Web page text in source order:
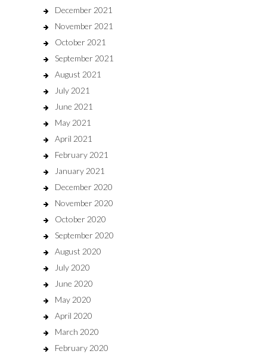
December 2021
November 2021
October 2021
September 2021
August 2021
July 2021
June 2021
May 2021
April 2021
February 2021
January 2021
December 2020
November 2020
October 2020
September 2020
August 2020
July 2020
June 2020
May 2020
April 2020
March 2020
February 2020